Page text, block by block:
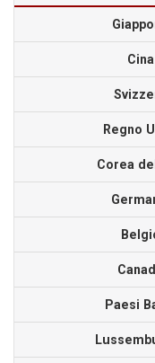
Cina
Regno
Corea
Paesi